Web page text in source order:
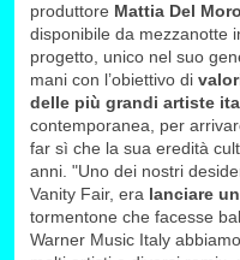
produttore Mattia Del
disponibile da mezzanotte
progetto, unico nel suo
mani con l’obiettivo di
delle più grandi artiste
contemporanea, per
far sì che la sua eredità
anni. "Uno dei nostri
Vanity Fair, era lanciare
tormentone che facesse
Warner Music Italy